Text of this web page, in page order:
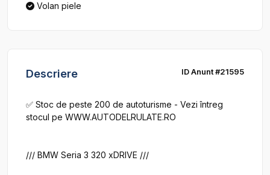
Volan piele
Descriere ID Anunt #21595
✅ Stoc de peste 200 de autoturisme - Vezi întreg
stocul pe WWW.AUTODELRULATE.RO
/// BMW Seria 3 320 xDRIVE ///